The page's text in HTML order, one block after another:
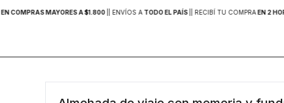
EN COMPRAS MAYORES A $1.800 | ENVÍOS A TODO EL PAÍS | RECIBÍ TU COMPRAEN 2